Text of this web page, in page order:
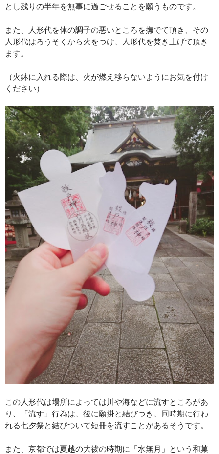
とし残りの半年を無事に過ごせることを願うものです。
また、人形代を体の調子の悪いところを撫でて頂き、その
人形代はろうそくから火をつけ、人形代を焚き上げて頂き
ます。
（火鉢に入れる際は、火が燃え移らないようにお気を付け
ください）
この人形代は場所によっては川や海などに流すところがあ
り、「流す」行為は、後に願掛と結びつき、同時期に行わ
れる七夕祭と結びついて短冊を流すことがあるそうです。
また、京都では夏越の大祓の時期に「水無月」という和菓